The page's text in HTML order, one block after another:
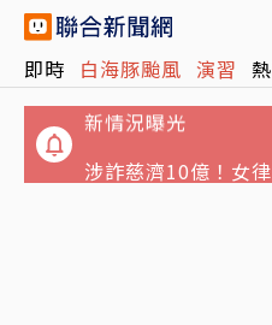
即時 白海豚颱風 演習
新情況曝光
涉詐慈濟10億！女
師 法制局出聲了